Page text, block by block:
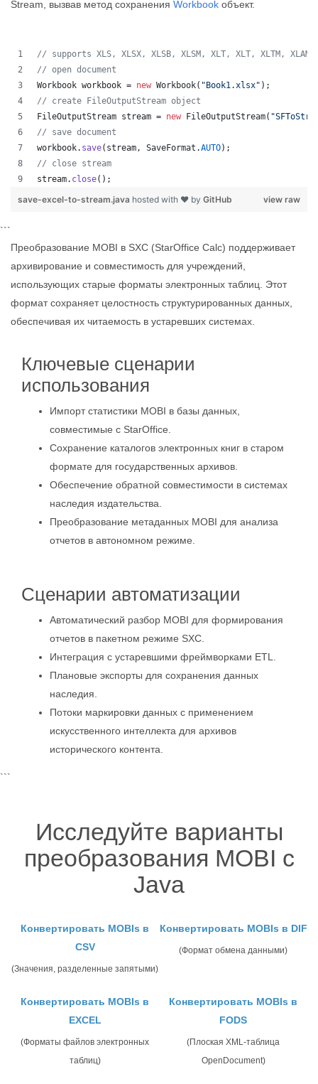
Stream, вызвав метод сохранения Workbook объект.
// supports XLS, XLSX, XLSB, XLSM, XLT, XLT, XLTM,
// open document
Workbook workbook = new Workbook( "Book1.xlsx" );
// create FileOutputStream object
FileOutputStream stream = new FileOutputStream(
// save document
workbook. save( stream, SaveFormat .AUTO);
// close stream
stream. close();
view raw
save-excel-to-stream.java hosted with ❤ by GitHub
```
Преобразование MOBI в SXC (StarOffice Calc) поддерживает
архивирование и совместимость для учреждений,
использующих старые форматы электронных таблиц. Этот
формат сохраняет целостность структурированных данных,
обеспечивая их читаемость в устаревших системах.
Ключевые сценарии
использования
Импорт статистики MOBI в базы данных,
совместимые с StarOffice.
Сохранение каталогов электронных книг в старом
формате для государственных архивов.
Обеспечение обратной совместимости в системах
наследия издательства.
Преобразование метаданных MOBI для анализа
отчетов в автономном режиме.
Сценарии автоматизации
Автоматический разбор MOBI для формирования
отчетов в пакетном режиме SXC.
Интеграция с устаревшими фреймворками ETL.
Плановые экспорты для сохранения данных
наследия.
Потоки маркировки данных с применением
искусственного интеллекта для архивов
исторического контента.
```
Исследуйте варианты
преобразования MOBI с
Java
Конвертировать MOBIs в
CSV
(Значения, разделенные запятыми)
Конвертировать MOBIs в DIF
(Формат обмена данными)
Конвертировать MOBIs в
EXCEL
(Форматы файлов электронных
таблиц)
Конвертировать MOBIs в
FODS
(Плоская XML-таблица
OpenDocument)